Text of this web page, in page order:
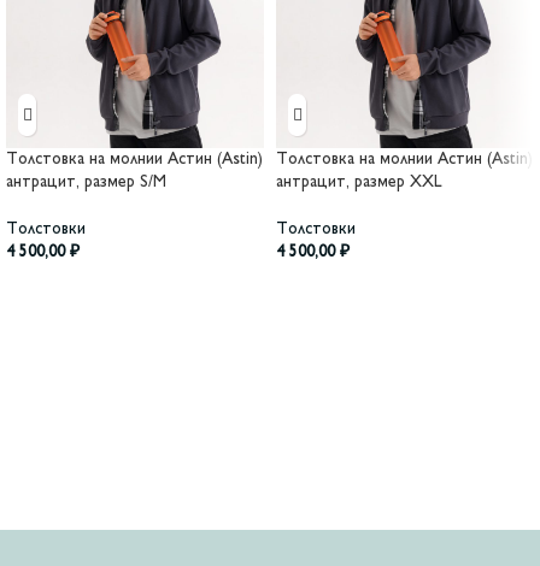
Толстовка на молнии Астин (Astin)
антрацит, размер S/M
Толстовки
4 500,00 ₽
Толстовка на молнии Астин (Astin)
антрацит, размер XXL
Толстовки
4 500,00 ₽